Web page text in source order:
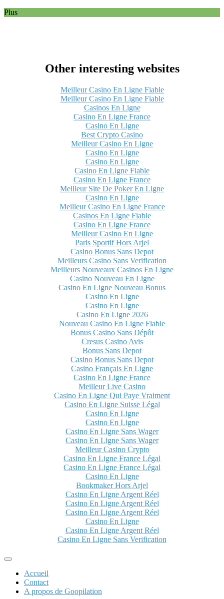
Plus
Other interesting websites
Meilleur Casino En Ligne Fiable
Meilleur Casino En Ligne Fiable
Casinos En Ligne
Casino En Ligne France
Casino En Ligne
Best Crypto Casino
Meilleur Casino En Ligne
Casino En Ligne
Casino En Ligne
Casino En Ligne Fiable
Casino En Ligne France
Meilleur Site De Poker En Ligne
Casino En Ligne
Meilleur Casino En Ligne France
Casinos En Ligne Fiable
Casino En Ligne France
Meilleur Casino En Ligne
Paris Sportif Hors Arjel
Casino Bonus Sans Depot
Meilleurs Casino Sans Verification
Meilleurs Nouveaux Casinos En Ligne
Casino Nouveau En Ligne
Casino En Ligne Nouveau Bonus
Casino En Ligne
Casino En Ligne
Casino En Ligne 2026
Nouveau Casino En Ligne Fiable
Bonus Casino Sans Dépôt
Cresus Casino Avis
Bonus Sans Depot
Casino Bonus Sans Depot
Casino Français En Ligne
Casino En Ligne France
Meilleur Live Casino
Casino En Ligne Qui Paye Vraiment
Casino En Ligne Suisse Légal
Casino En Ligne
Casino En Ligne
Casino En Ligne Sans Wager
Casino En Ligne Sans Wager
Meilleur Casino Crypto
Casino En Ligne France Légal
Casino En Ligne France Légal
Casino En Ligne
Bookmaker Hors Arjel
Casino En Ligne Argent Réel
Casino En Ligne Argent Réel
Casino En Ligne Argent Réel
Casino En Ligne
Casino En Ligne Argent Réel
Casino En Ligne Sans Verification
Accueil
Contact
A propos de Goopilation